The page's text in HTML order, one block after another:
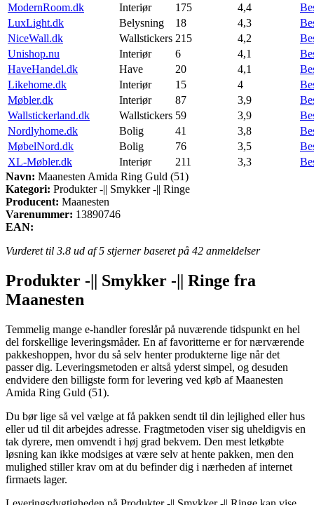
ModernRoom.dk
Interiør 175 4,4
LuxLight.dk
Belysning 18 4,3
NiceWall.dk
Wallstickers 215 4,2
Unishop.nu
Interiør 6 4,1
HaveHandel.dk
Have 20 4,1
Likehome.dk
Interiør 15 4
Møbler.dk
Interiør 87 3,9
Wallstickerland.dk
Wallstickers 59 3,9
Nordlyhome.dk
Bolig 41 3,8
MøbelNord.dk
Bolig 76 3,5
XL-Møbler.dk
Interiør 211 3,3
Navn: Maanesten Amida Ring Guld (51)
Kategori: Produkter -|| Smykker -|| Ringe
Producent: Maanesten
Varenummer: 13890746
EAN:
Vurderet til 3.8 ud af 5 stjerner baseret på 42 anmeldelser
Produkter -|| Smykker -|| Ringe fra
Maanesten
Temmelig mange e-handler foreslår på nuværende tidspunkt en hel
del forskellige leveringsmåder. En af favoritterne er for nærværende
pakkeshoppen, hvor du så selv henter produkterne lige når det
passer dig. Leveringsmetoden er altså yderst simpel, og desuden
endvidere den billigste form for levering ved køb af Maanesten
Amida Ring Guld (51).
Du bør lige så vel vælge at få pakken sendt til din lejlighed eller hus
eller ud til dit arbejdes adresse. Fragtmetoden viser sig uheldigvis en
tak dyrere, men omvendt i høj grad bekvem. Den mest letkøbte
løsning kan ikke modsiges at være selv at hente pakken, men den
mulighed stiller krav om at du befinder dig i nærheden af internet
firmaets lager.